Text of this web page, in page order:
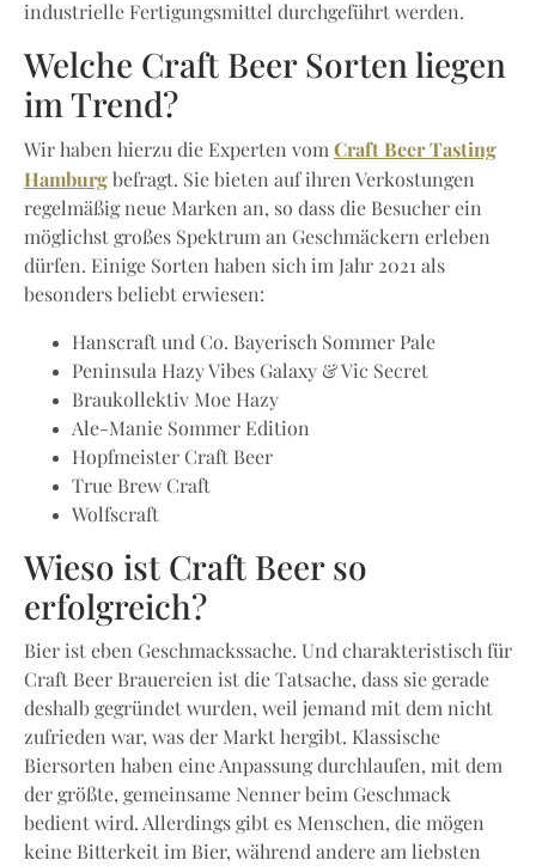
industrielle Fertigungsmittel durchgeführt werden.
Welche Craft Beer Sorten liegen
im Trend?
Wir haben hierzu die Experten vom Craft Beer Tasting
Hamburg befragt. Sie bieten auf ihren Verkostungen
regelmäßig neue Marken an, so dass die Besucher ein
möglichst großes Spektrum an Geschmäckern erleben
dürfen. Einige Sorten haben sich im Jahr 2021 als
besonders beliebt erwiesen:
Hanscraft und Co. Bayerisch Sommer Pale
Peninsula Hazy Vibes Galaxy & Vic Secret
Braukollektiv Moe Hazy
Ale-Manie Sommer Edition
Hopfmeister Craft Beer
True Brew Craft
Wolfscraft
Wieso ist Craft Beer so
erfolgreich?
Bier ist eben Geschmackssache. Und charakteristisch für
Craft Beer Brauereien ist die Tatsache, dass sie gerade
deshalb gegründet wurden, weil jemand mit dem nicht
zufrieden war, was der Markt hergibt. Klassische
Biersorten haben eine Anpassung durchlaufen, mit dem
der größte, gemeinsame Nenner beim Geschmack
bedient wird. Allerdings gibt es Menschen, die mögen
keine Bitterkeit im Bier, während andere am liebsten